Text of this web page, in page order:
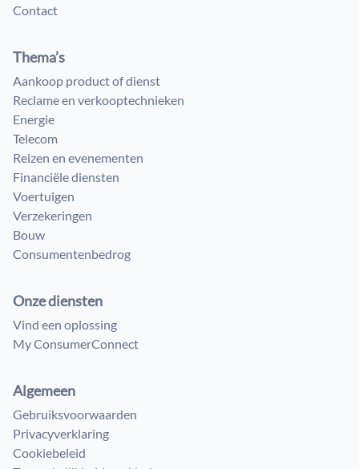
Contact
Thema’s
Aankoop product of dienst
Reclame en verkooptechnieken
Energie
Telecom
Reizen en evenementen
Financiële diensten
Voertuigen
Verzekeringen
Bouw
Consumenten​bedrog
Onze diensten
Vind een oplossing
My ConsumerConnect
Algemeen
Gebruiksvoorwaarden
Privacyverklaring
Cookiebeleid